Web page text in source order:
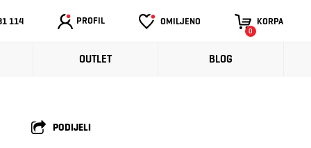
114 PROFIL OMILJENO KORPA
0
OUTLET BLOG
PODIJELI